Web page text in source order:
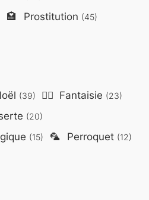
🏩 Prostitution (45)
(39) 🧙‍♂️ Fantaisie (23)
(20)
(15) 🦜 Perroquet (12)